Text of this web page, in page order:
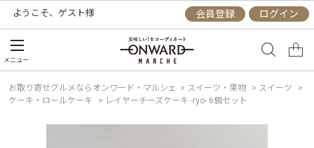
ようこそ、 ゲスト様 会員登録 ログイン
メニュー
お取り寄せグルメならオンワード・マルシェ > スイーツ・果物 > スイーツ
>
ケーキ・ロールケーキ
> レイヤーチーズケーキ -ryo- 6個セット